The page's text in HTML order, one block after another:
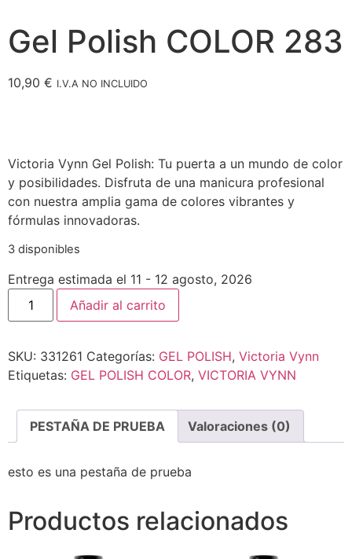
Gel Polish COLOR 283
10,90 € I.V.A NO INCLUIDO
Victoria Vynn Gel Polish: Tu puerta a un mundo de color
y posibilidades. Disfruta de una manicura profesional
con nuestra amplia gama de colores vibrantes y
fórmulas innovadoras.
3 disponibles
Entrega estimada el 11 - 12 agosto, 2026
Añadir al carrito
SKU: 331261 Categorías: GEL POLISH, Victoria Vynn
Etiquetas: GEL POLISH COLOR, VICTORIA VYNN
PESTAÑA DE PRUEBA Valoraciones (0)
esto es una pestaña de prueba
Productos relacionados